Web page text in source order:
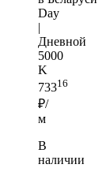
Day
|
Дневной
5000
K
73316
₽/
м
В
наличии